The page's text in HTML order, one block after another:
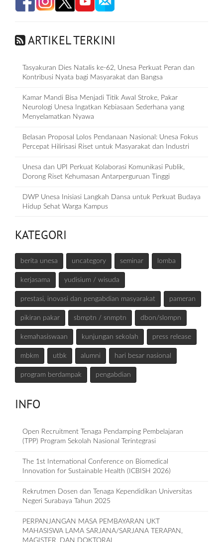
ARTIKEL TERKINI
Tasyakuran Dies Natalis ke-62, Unesa Perkuat Peran dan
Kontribusi Nyata bagi Masyarakat dan Bangsa
Kamar Mandi Bisa Menjadi Titik Awal Stroke, Pakar
Neurologi Unesa Ingatkan Kebiasaan Sederhana yang
Menyelamatkan Nyawa
Belasan Proposal Lolos Pendanaan Nasional: Unesa Fokus
Percepat Hilirisasi Riset untuk Masyarakat dan Industri
Unesa dan UPI Perkuat Kolaborasi Komunikasi Publik,
Dorong Riset Kehumasan Antarperguruan Tinggi
DWP Unesa Inisiasi Langkah Dansa untuk Perkuat Budaya
Hidup Sehat Warga Kampus
KATEGORI
berita unesa uncategory seminar lomba
kerjasama yudisium / wisuda
prestasi, inovasi dan pengabdian masyarakat pameran
pikiran pakar sbmptn / snmptn dbon/slompn
kemahasiswaan kunjungan sekolah press release
mbkm utbk alumni hari besar nasional
program berdampak pengabdian
INFO
Open Recruitment Tenaga Pendamping Pembelajaran
(TPP) Program Sekolah Nasional Terintegrasi
The 1st International Conference on Biomedical
Innovation for Sustainable Health (ICBISH 2026)
Rekrutmen Dosen dan Tenaga Kependidikan Universitas
Negeri Surabaya Tahun 2025
PERPANJANGAN MASA PEMBAYARAN UKT
MAHASISWA LAMA SARJANA/SARJANA TERAPAN,
MAGISTER, DAN DOKTORAL